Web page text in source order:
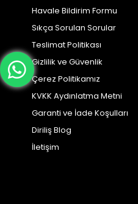
Havale Bildirim Formu
Sıkça Sorulan Sorular
Teslimat Politikası
Gizlilik ve Güvenlik
Çerez Politikamız
KVKK Aydınlatma Metni
Garanti ve İade Koşulları
Diriliş Blog
İletişim